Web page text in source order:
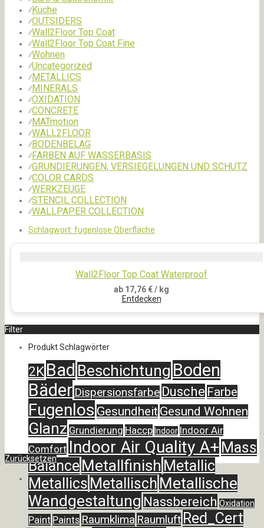
⁄Küche
⁄OUTSIDERS
⁄Wall2Floor Top Coat
⁄Wall2Floor Top Coat Fine
⁄Wohnen
⁄Uncategorized
⁄METALLICS
⁄MINERALS
⁄OXIDATION
⁄CONCRETE
⁄MATmotion
⁄WALL2FLOOR
⁄BODENBELAG
⁄FARBEN AUF WASSERBASIS
⁄GRUNDIERUNGEN, VERSIEGELUNGEN UND SCHUTZ
⁄COLOR CARDS
⁄WERKZEUGE
⁄STENCIL COLLECTION
⁄WALLPAPER COLLECTION
Schlagwort: fugenlose Oberfläche
Wall2Floor Top Coat Waterproof
ab 17,76 €/ kg
Entdecken
Filter
Produkt Schlagwörter
2KBad Beschichtung Boden
Bäder Dispersionsfarbe Dusche Farbe
Fugenlos Gesundheit Gesund Wohnen
Glanz Grundierung Haccp Indoor Indoor Air
Comfort Indoor Air Quality A+ Mass
BalanceMetallfinish Metallic
Metallics Metallisch Metallische
Wandgestaltung Nassbereich Oxidation
Paint Paints Raumklima Raumluft Red_Cert
Zurücksetzen